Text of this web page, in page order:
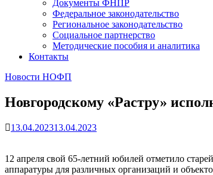
Документы ФНПР
Федеральное законодательство
Региональное законодательство
Социальное партнерство
Методические пособия и аналитика
Контакты
Новости НОФП
Новгородскому «Растру»
13.04.202313.04.2023
12 апреля свой 65-летний юбилей отметило
аппаратуры для различных организаций и